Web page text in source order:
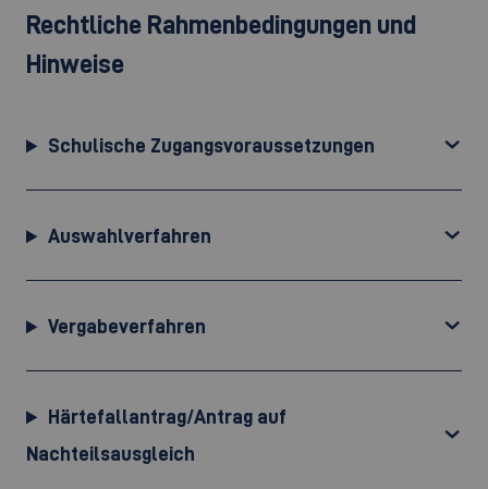
Rechtliche Rahmenbedingungen und
Hinweise
Schulische Zugangsvoraussetzungen
Auswahlverfahren
Vergabeverfahren
Härtefallantrag/Antrag auf
Nachteilsausgleich